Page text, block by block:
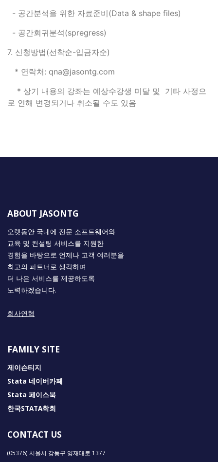
- 공간분석을 위한 자료준비(Data & shape files)
- 공간회귀분석(spregress)
7. 신청방법(선착순-입금자순)
* 연락처: qna@jasontg.com
* 상기 내용의 강좌는 예상수강생 미달 및 기타 사정으
로 인해 변경되거나 취소될 수도 있음
ABOUT JASONTG
오랫동안 국내에 전문 소프트웨어와
교육 및 컨설팅 서비스를 지원한
경험을 바탕으로 언제나 고객 여러분을
최고의 파트너로 생각하며
더 나은 서비스를 제공하도록
노력하겠습니다.
회사연혁
FAMILY SITE
제이슨티지
Stata 네이버카페
Stata 페이스북
한국STATA학회
CONTACT US
(05376) 서울시 강동구 양재대로 1377